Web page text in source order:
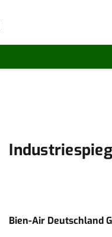
Bien-Air Deutschland